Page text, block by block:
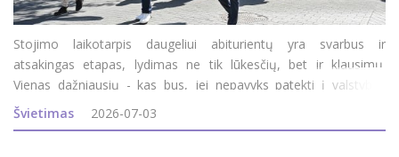
Stojimo laikotarpis daugeliui abiturientų yra svarbus ir
atsakingas etapas, lydimas ne tik lūkesčių, bet ir klausimų.
Vienas dažniausių - kas bus, jei nepavyks patekti į valstybės
finansuojamą studijų vietą? Ar tai reiškia, kad teks atsisakyti
svajonių studijų? Panevėžio kolegija sako - nebūt
Švietimas 2026-07-03